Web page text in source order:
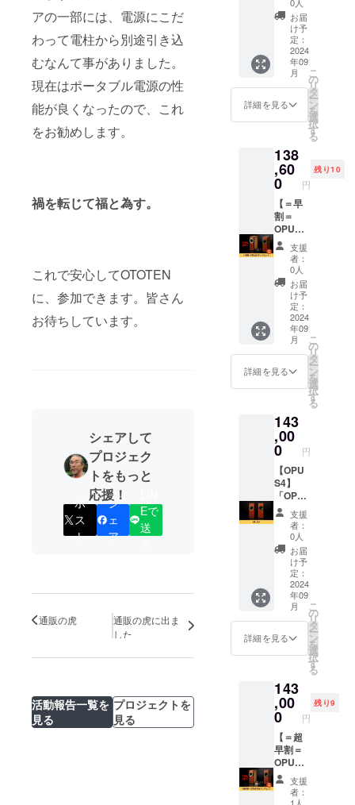
アの一部には、電源にこだ
わって電柱から別途引き込
むなんて事がありました。
現在はポータブル電源の性
能が良くなったので、これ
をお勧めします。
禍を転じて福と為す。
これで安心してOTOTEN
に、参加できます。皆さん
お待ちしています。
シェアして
プロジェク
トをもっと
応援！
ポ
ス
ト
シ
ェ
ア
Eで
送
通販の虎
通販の虎に出ま
した
活動報告一覧を
見る
プロジェクトを
見る
素材：
木製
（ブビ
ンガと
シナベ
ニア）
・定格
電力：
25W ・
使用上
意：特
になし
・説明
書：日
本語の
説明書
付き ・
保障期
間：3年
属品】
・オー
ディオ
ケーブ
ル（ス
テレオ
ミニ・
RCAピ
ン
ジャッ
1M × 1
本 ・ス
ピー
カー
ケーブ
ル：
1.5M ×
4本
（赤・
黒各２
本） ・
バナナ
プラ
グ：4本
※送料込
みのお
値段で
す。
なって
おりま
す！ ■
詳細 ・
商品
名：
OPUS4
・サイ
ズ：Ｗ
110㎜ ×
× D155
㎜ ・重
量：
2.03Kg
・ス
ピー
カーユ
ニッ
ト：
8cm ・
素材：
木製
（ブビ
ンガと
シナベ
ニア）
・定格
電力：
25W ・
使用上
意：特
になし
・説明
書：日
本語の
説明書
付き ・
保障期
間：3年
属品】
・オー
ディオ
ケーブ
ル（ス
テレオ
ミニ・
RCAピ
ン
ジャッ
1M × 1
本 ・ス
ピー
カー
ケーブ
ル：
1.5M ×
4本
（赤・
黒各２
「OPU
S4」と
アンプ
をセッ
トでお
届けい
たしま
す。 お
家で、
オフィ
音の迫
力をご
体感く
ださ
い。 ク
ラウド
ファン
ディン
グ限定
の超早
割で
15％OF
Fと大変
お得に
なって
おりま
す！ ■
詳細 ・
商品
名：
・サイ
ズ：Ｗ
110㎜ ×
H295㎜
× D155
㎜ ・重
量：
2.03Kg
・ス
ピー
カーユ
ニッ
ト：
8cm ・
素材：
木製
（ブビ
ンガと
シナベ
ニア）
電力：
25W ・
使用上
の注
意：特
になし
・説明
書：日
本語の
説明書
お届
け予
定：
2024
年09
月
詳細を見る
こ
の
リ
タ
ー
ン
を
選
択
す
る
138
,60
0 円
残り10
【＝早
割＝
OPUS4
アンプ
セッ
ト】
「OPU
S4」と
アンプ
をセッ
トでお
届けい
たしま
す。 お
家で、
オフィ
音の迫
力をご
体感く
ださ
い。 ク
ラウド
ファン
ディン
グ限定
の早割
で
10％OF
Fと大変
お得に
なって
おりま
す！ ■
詳細 ・
商品
名：
・サイ
ズ：Ｗ
110㎜ ×
H295㎜
× D155
㎜ ・重
量：
2.03Kg
・ス
ピー
支援
者：
0人
お届
け予
定：
2024
年09
月
詳細を見る
こ
の
リ
タ
ー
ン
を
選
択
す
る
143
,00
0 円
【OPU
S4】
「OPU
S4」を
1台お届
けいた
しま
す。 お
家で、
オフィ
スで、
音の迫
力をご
体感く
ださ
い。 ■
商品
名：
OPUS4
・サイ
ズ：Ｗ
110㎜ ×
H295㎜
× D155
㎜ ・重
量：
支援
者：
0人
お届
け予
定：
2024
年09
月
詳細を見る
こ
の
リ
タ
ー
ン
を
選
択
す
る
143
,00
0 円
残り9
【＝超
早割＝
OPUS4
Wアン
プセッ
ト】
支援
者：
1人